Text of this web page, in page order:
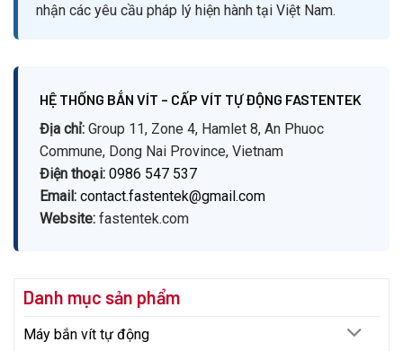
nhận các yêu cầu pháp lý hiện hành tại Việt Nam.
HỆ THỐNG BẮN VÍT – CẤP VÍT TỰ ĐỘNG FASTENTEK
Địa chỉ: Group 11, Zone 4, Hamlet 8, An Phuoc
Commune, Dong Nai Province, Vietnam
Điện thoại: 0986 547 537
Email: contact.fastentek@gmail.com
Website: fastentek.com
Danh mục sản phẩm
Máy bắn vít tự động